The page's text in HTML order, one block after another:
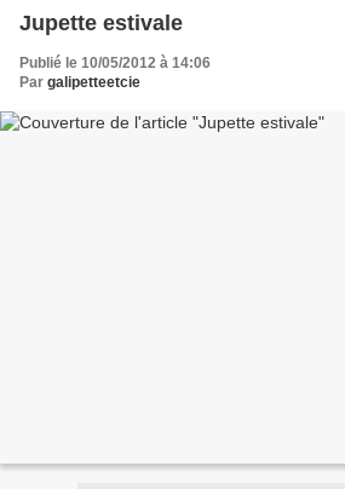
Jupette estivale
Publié le 10/05/2012 à 14:06
Par galipetteetcie